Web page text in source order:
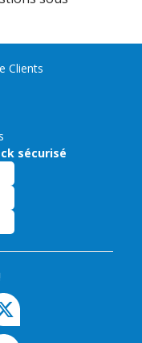
Clients
sécurisé